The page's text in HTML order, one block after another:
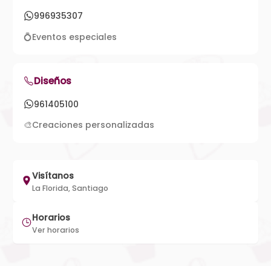
996935307
💍Eventos especiales
Diseños
961405100
🎨Creaciones personalizadas
Visítanos
La Florida, Santiago
Horarios
Ver horarios